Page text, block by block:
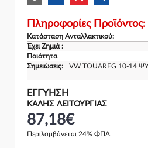
Πληροφορίες Προϊόντος:
Κατάσταση Ανταλλακτικού:
Έχει Ζημιά :
Ποιότητα
Σημειώσεις:
VW TOUAREG 10-14
ΕΓΓΎΗΣΗ
ΚΑΛΗΣ ΛΕΙΤΟΥΡΓΙΑΣ
87,18€
Περιλαμβάνεται 24% ΦΠΑ.